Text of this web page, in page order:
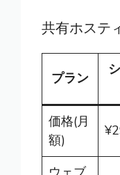
共有ホステ
プラン
価格(月
額)